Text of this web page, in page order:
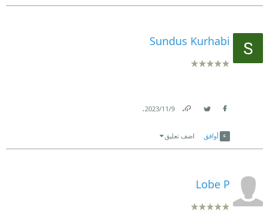
Sundus Kurhabi
9‏/11‏/2023
.
أوافق اضف تعليق
Lobe P